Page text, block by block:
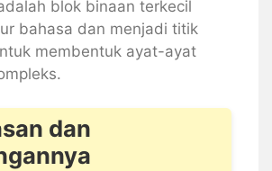
blok binaan terkecil
bahasa dan menjadi titik
membentuk ayat-ayat
dan